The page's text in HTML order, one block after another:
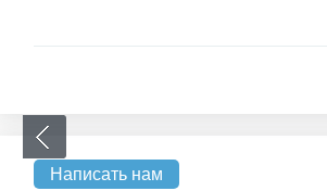
Написать нам